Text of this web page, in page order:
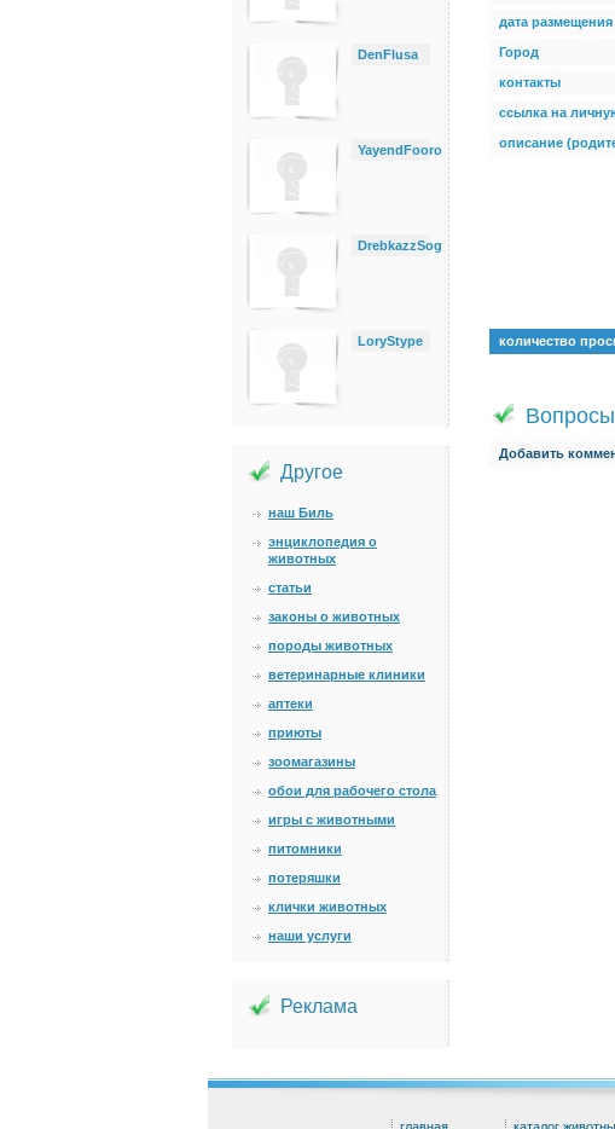
DenFlusa
YayendFooro
DrebkazzSog
LoryStype
Другое
наш Биль
энциклопедия о
животных
статьи
законы о животных
породы животных
ветеринарные клиники
аптеки
приюты
зоомагазины
обои для рабочего стола
игры с животными
питомники
потеряшки
клички животных
наши услуги
Реклама
дата размещения
Город
контакты
ссылка на
описание
количество
Добавить